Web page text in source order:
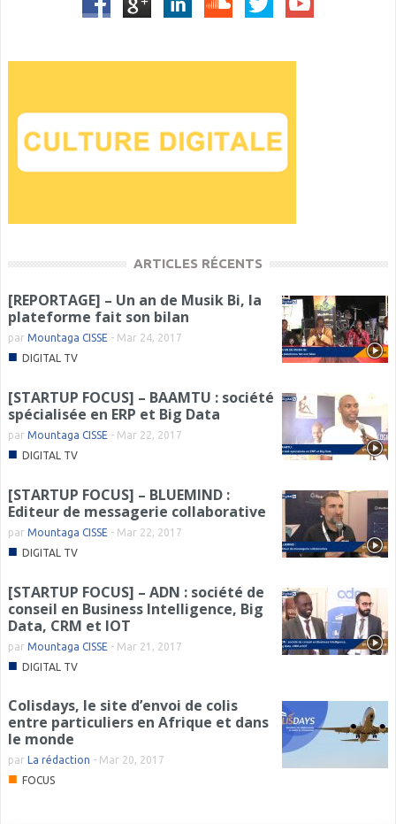
ARTICLES RÉCENTS
[REPORTAGE] – Un an de Musik Bi, la
plateforme fait son bilan
par Mountaga CISSE - Mar 24, 2017
■ DIGITAL TV
[STARTUP FOCUS] – BAAMTU : société
spécialisée en ERP et Big Data
par Mountaga CISSE - Mar 22, 2017
■ DIGITAL TV
[STARTUP FOCUS] – BLUEMIND :
Editeur de messagerie collaborative
par Mountaga CISSE - Mar 22, 2017
■ DIGITAL TV
[STARTUP FOCUS] – ADN : société de
conseil en Business Intelligence, Big
Data, CRM et IOT
par Mountaga CISSE - Mar 21, 2017
■ DIGITAL TV
Colisdays, le site d’envoi de colis
entre particuliers en Afrique et dans
le monde
par La rédaction - Mar 20, 2017
■ FOCUS